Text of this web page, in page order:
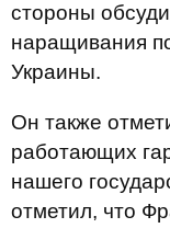
стороны
наращивания
Украины.
Он также
работающих
нашего
отметил, что